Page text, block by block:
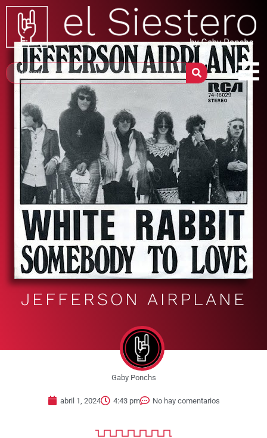
JEFFERSON AIRPLANE
Gaby Ponchs
abril 1, 2024 4:43 pm No hay comentarios